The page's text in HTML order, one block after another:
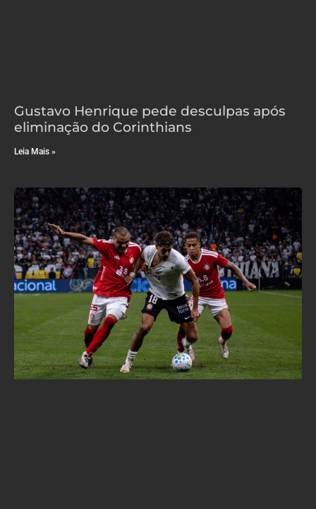
Gustavo Henrique pede desculpas após
eliminação do Corinthians
Leia Mais »